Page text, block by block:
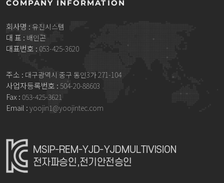
COMPANY INFORMATION
회사명 : 유진시스템
대 표 : 배인곤
대표번호 : 053-425-3620
주소 : 대구광역시 중구 동인3가 271-104
사업자등록번호 : 504-20-88603
Fax : 053-425-3621
Email : yoojin1@yoojintec.com